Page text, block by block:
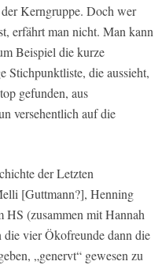
Kerngruppe. Doch wer
erfährt man nicht. Man kann
Beispiel die kurze
Stichpunktliste, die aussieht,
gefunden, aus
versehentlich auf die
der Letzten
[Guttmann?], Henning
HS (zusammen mit Hannah
vier Ökofreunde dann die
„genervt“ gewesen zu